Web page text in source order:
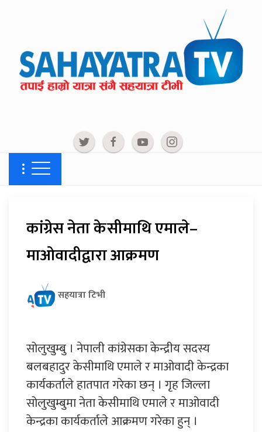
कांग्रेस नेता केसीमाथि एमाले–
माओवादीद्वारा आक्रमण
सहयात्रा टिभी
सोलुखुम्बु । नेपाली कांग्रेसका केन्द्रीय सदस्य
बलबहादुर केसीमाथि एमाले र माओवादी केन्द्रका
कार्यकर्ताले हातपात गरेका छन् । गृह जिल्ला
सोलुखुम्बुमा नेता केसीमाथि एमाले र माओवादी
केन्द्रका कार्यकर्ताले आक्रमण गरेका हुन् ।